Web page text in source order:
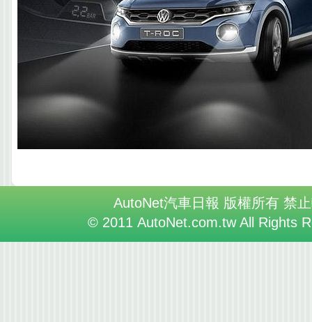
AutoNet汽車日報 版權所有 禁
© 2011 AutoNet.com.tw All Rights